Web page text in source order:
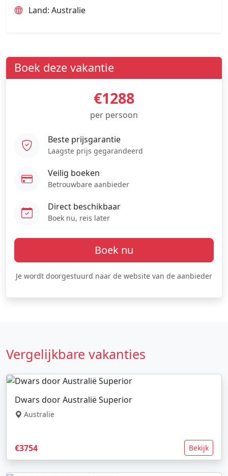
Land: Australie
Boek deze vakantie
€1288
per persoon
Beste prijsgarantie
Laagste prijs gegarandeerd
Veilig boeken
Betrouwbare aanbieder
Direct beschikbaar
Boek nu, reis later
Boek nu
Je wordt doorgestuurd naar de website van de aanbieder
Vergelijkbare vakanties
Dwars door Australië Superior
Australie
€3754 Bekijk